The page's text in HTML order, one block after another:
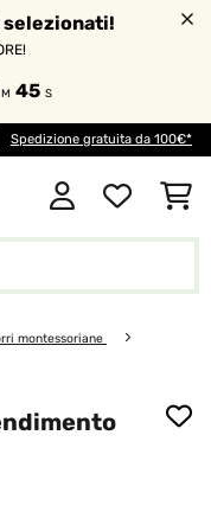
selezionati!
M 45 S
Spedizione gratuita da 100€*
montessoriane